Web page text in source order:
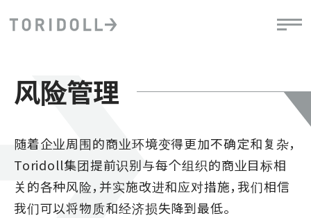
风险管理
随着企业周围的商业环境变得更加不确定和复杂，
Toridoll集团提前识别与每个组织的商业目标相
关的各种风险，并实施改进和应对措施，我们相信
我们可以将物质和经济损失降到最低。